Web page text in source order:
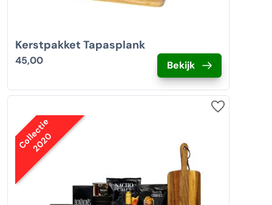
Kerstpakket Tapasplank
45,00 Bekijk
Collectie
2020